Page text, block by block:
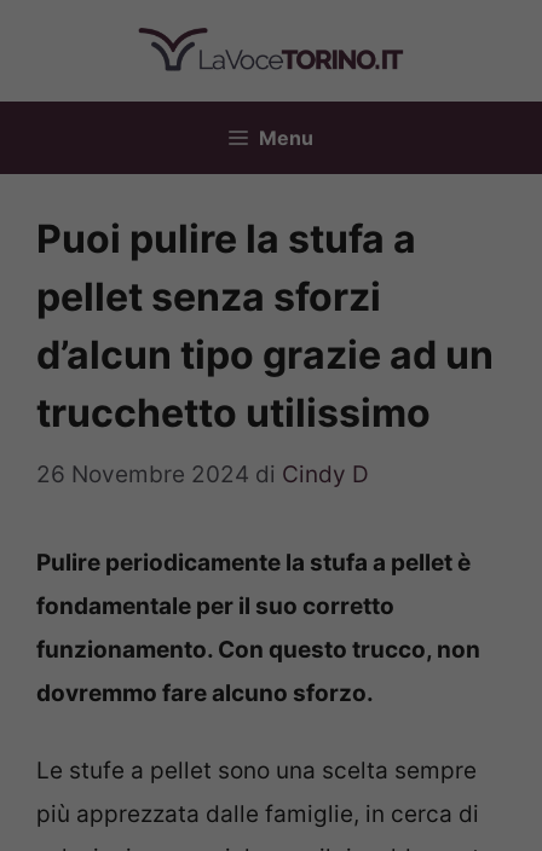
contenuto
Menu
Puoi pulire la stufa a
pellet senza sforzi
d’alcun tipo grazie ad un
trucchetto utilissimo
26 Novembre 2024 di Cindy D
Pulire periodicamente la stufa a pellet è
fondamentale per il suo corretto
funzionamento. Con questo trucco, non
dovremmo fare alcuno sforzo.
Le stufe a pellet sono una scelta sempre
più apprezzata dalle famiglie, in cerca di